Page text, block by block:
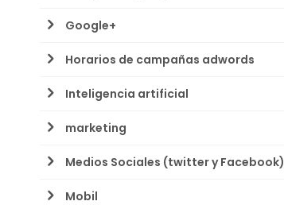
Google+
Horarios de campañas adwords
Inteligencia artificial
marketing
Medios Sociales (twitter y Facebook)
Mobil